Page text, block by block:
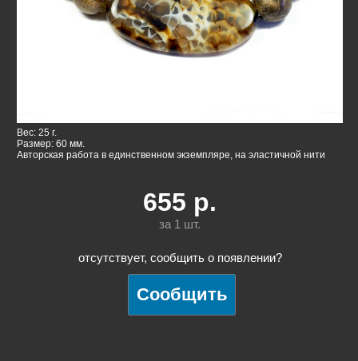
Вес: 25 г.
Размер: 60 мм.
Авторская работа в единственном экземпляре, на эластичной нити
655 р.
за 1 шт.
отсутствует, сообщить о появлении?